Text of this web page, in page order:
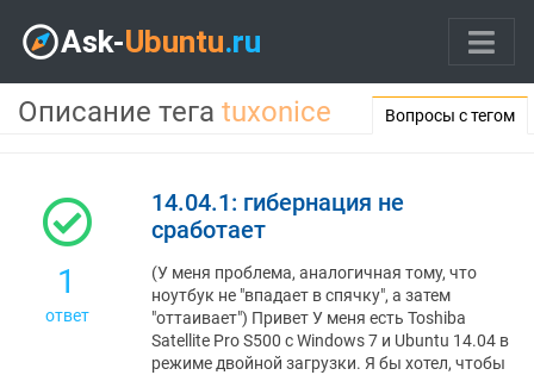
Описание тега tuxonice Вопросы с тегом
1
ответ
14.04.1: гибернация не
сработает
(У меня проблема, аналогичная тому, что
ноутбук не "впадает в спячку", а затем
"оттаивает") Привет У меня есть Toshiba
Satellite Pro S500 с Windows 7 и Ubuntu 14.04 в
режиме двойной загрузки. Я бы хотел, чтобы